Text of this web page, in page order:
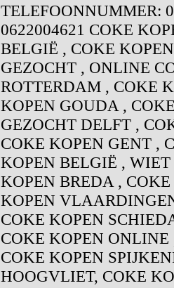
TELEFOONNUMMER:
0622004621 COKE
BELGIË , COKE
GEZOCHT , ONLINE
ROTTERDAM , COKE
KOPEN GOUDA ,
GEZOCHT DELFT ,
COKE KOPEN GENT ,
KOPEN BELGIË ,
KOPEN BREDA ,
KOPEN
COKE KOPEN
COKE KOPEN
COKE KOPEN
HOOGVLIET, COKE